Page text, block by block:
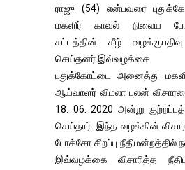
ராஜு (54) என்பவரை
மகளிர் காவல் நிலைய
சட்டத்தின் கீழ்
புதுக்கோட்டை அனைத்து
ஆய்வாளர் விமலா புலன்
18. 06. 2020 அன்று
செய்தார். இந்த வழக்கின்
போக்சோ சிறப்பு நீதிமன்றத்தில்
இவ்வழக்கை விசாரித்த